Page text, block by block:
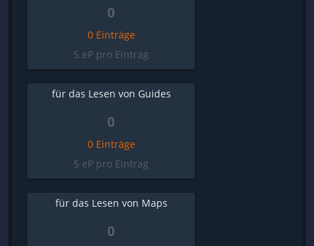
0
0 Einträge
5 eP pro Eintrag
für das Lesen von Guides
0
0 Einträge
5 eP pro Eintrag
für das Lesen von Maps
0